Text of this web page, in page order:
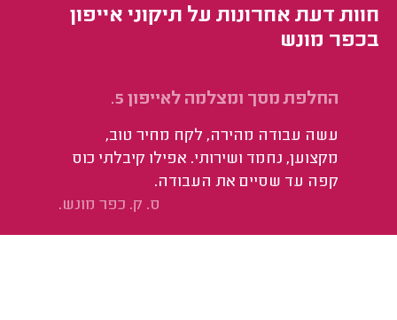
חוות דעת אחרונות על תיקוני אייפון
בכפר מונש
החלפת מסך ומצלמה לאייפון 5.
עשה עבודה מהירה, לקח מחיר טוב,
מקצוען, נחמד ושירותי. אפילו קיבלתי כוס
קפה עד שסיים את העבודה.
ס. ק. כפר מונש.